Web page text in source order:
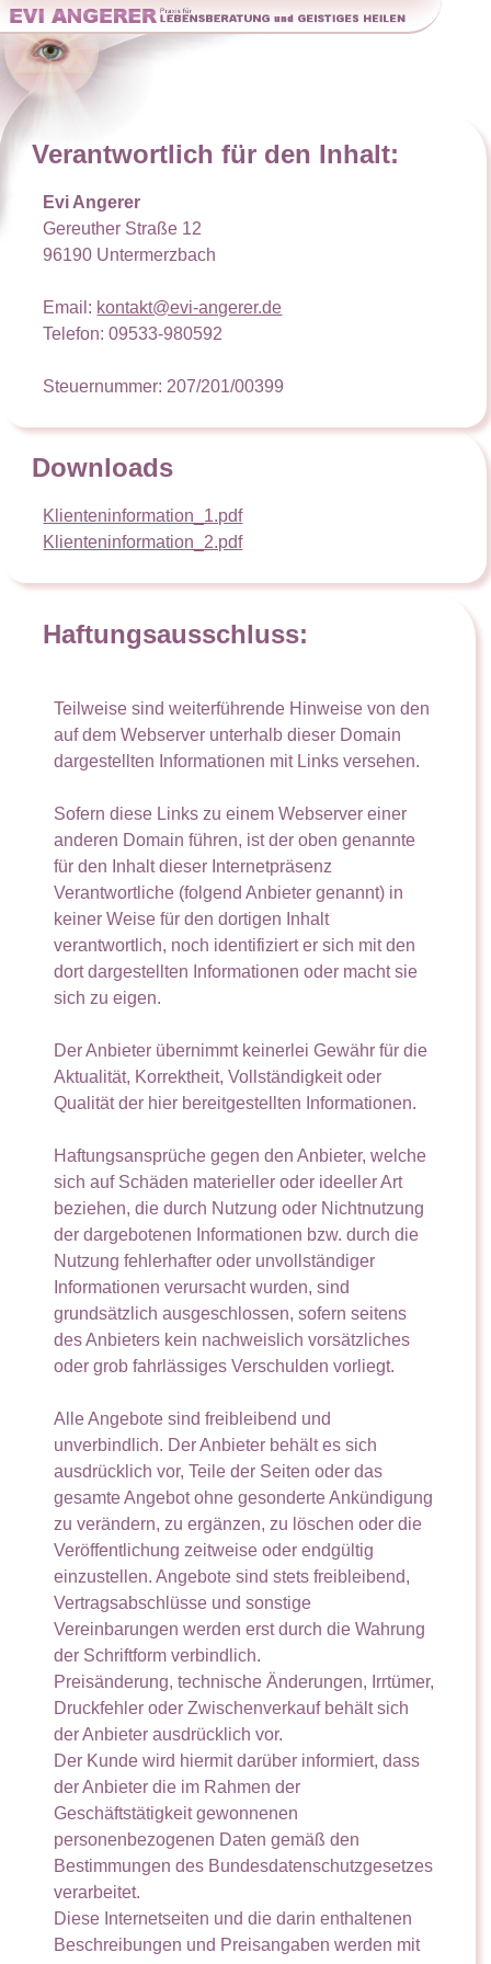
Verantwortlich für den Inhalt:
Evi Angerer
Gereuther Straße 12
96190 Untermerzbach
Email: kontakt@evi-angerer.de
Telefon: 09533-980592
Steuernummer: 207/201/00399
Downloads
Klienteninformation_1.pdf
Klienteninformation_2.pdf
Haftungsausschluss:
Teilweise sind weiterführende Hinweise von den
auf dem Webserver unterhalb dieser Domain
dargestellten Informationen mit Links versehen.
Sofern diese Links zu einem Webserver einer
anderen Domain führen, ist der oben genannte
für den Inhalt dieser Internetpräsenz
Verantwortliche (folgend Anbieter genannt) in
keiner Weise für den dortigen Inhalt
verantwortlich, noch identifiziert er sich mit den
dort dargestellten Informationen oder macht sie
sich zu eigen.
Der Anbieter übernimmt keinerlei Gewähr für die
Aktualität, Korrektheit, Vollständigkeit oder
Qualität der hier bereitgestellten Informationen.
Haftungsansprüche gegen den Anbieter, welche
sich auf Schäden materieller oder ideeller Art
beziehen, die durch Nutzung oder Nichtnutzung
der dargebotenen Informationen bzw. durch die
Nutzung fehlerhafter oder unvollständiger
Informationen verursacht wurden, sind
grundsätzlich ausgeschlossen, sofern seitens
des Anbieters kein nachweislich vorsätzliches
oder grob fahrlässiges Verschulden vorliegt.
Alle Angebote sind freibleibend und
unverbindlich. Der Anbieter behält es sich
ausdrücklich vor, Teile der Seiten oder das
gesamte Angebot ohne gesonderte Ankündigung
zu verändern, zu ergänzen, zu löschen oder die
Veröffentlichung zeitweise oder endgültig
einzustellen. Angebote sind stets freibleibend,
Vertragsabschlüsse und sonstige
Vereinbarungen werden erst durch die Wahrung
der Schriftform verbindlich.
Preisänderung, technische Änderungen, Irrtümer,
Druckfehler oder Zwischenverkauf behält sich
der Anbieter ausdrücklich vor.
Der Kunde wird hiermit darüber informiert, dass
der Anbieter die im Rahmen der
Geschäftstätigkeit gewonnenen
personenbezogenen Daten gemäß den
Bestimmungen des Bundesdatenschutzgesetzes
verarbeitet.
Diese Internetseiten und die darin enthaltenen
Beschreibungen und Preisangaben werden mit